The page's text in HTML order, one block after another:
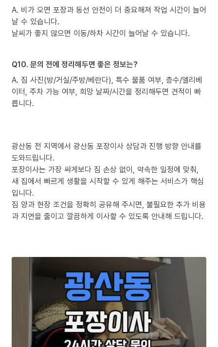
A. 비가 오면 포장과 동선 안전이 더 중요해져 작업 시간이 늘어
날 수 있습니다.
날씨가 좋지 않으면 이동/하차 시간이 늘어날 수 있습니다.
Q10. 문의 전에 정리해두면 좋은 정보는?
A. 짐 사진(방/거실/주방/베란다), 특수 물품 여부, 층수/엘리베
이터, 주차 가능 여부, 희망 날짜/시간을 정리해두면 견적이 빠
릅니다.
광산동 전 지역에서 광산동 포장이사 상담과 진행 방향 안내를
도와드립니다.
포장이사는 가장 싸게보다 짐 손상 없이, 약속한 일정에 맞춰,
새 집에서 빠르게 생활을 시작할 수 있게 해주는 서비스가 핵심
입니다.
짐 양과 현장 조건을 정확히 공유해 주시면, 불필요한 추가 비용
과 지연을 줄이고 깔끔하게 이사할 수 있도록 안내해 드립니다.